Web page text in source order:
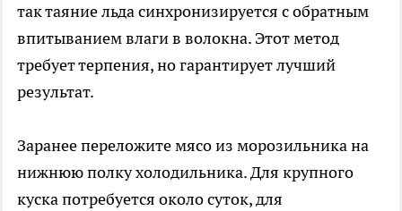
так таяние льда синхронизируется с обратным
впитыванием влаги в волокна. Этот метод
требует терпения, но гарантирует лучший
результат.
Заранее переложите мясо из морозильника на
нижнюю полку холодильника. Для крупного
куска потребуется около суток, для